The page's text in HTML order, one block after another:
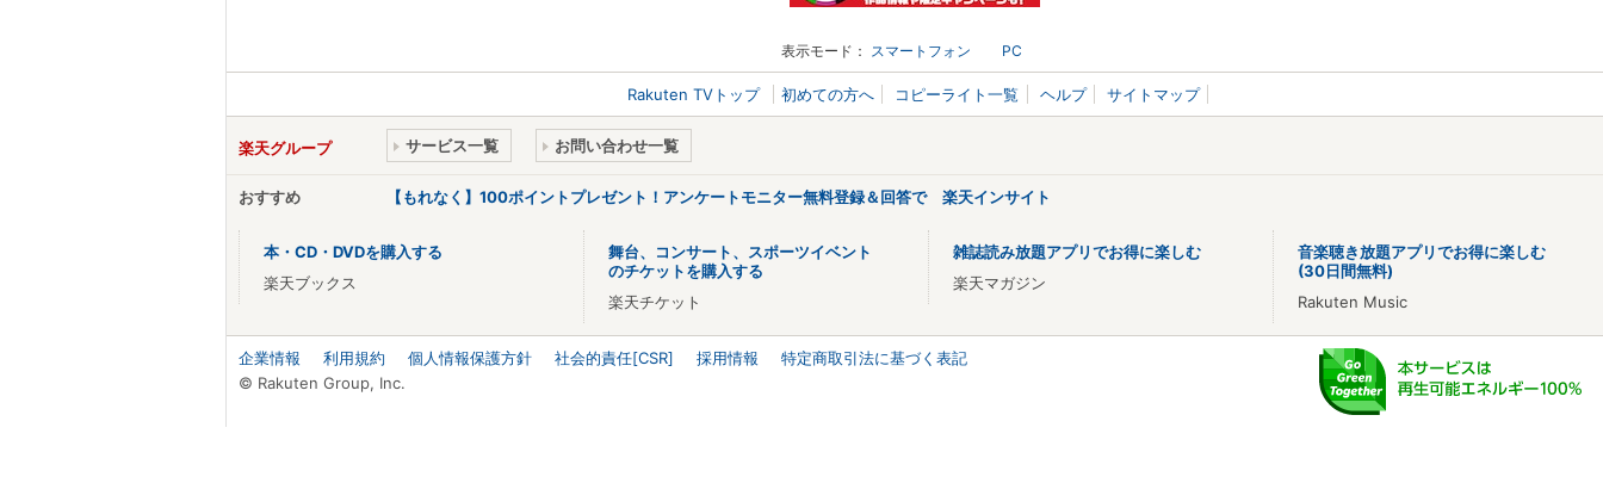
表示モード： スマートフォン PC
Rakuten TVトップ 初めての方へ コピーライト一覧 ヘルプ サイトマップ
楽天グループ サービス一覧 お問い合わせ一覧
おすすめ 【もれなく】100ポイントプレゼント！アンケートモニター無料登録＆回答で 楽天インサイト
本・CD・DVDを購入する
楽天ブックス
舞台、コンサート、スポーツイベント
のチケットを購入する
楽天チケット
雑誌読み放題アプリでお得に楽しむ
楽天マガジン
音楽聴き放題アプリでお得に楽しむ
(30日間無料)
Rakuten Music
企業情報 利用規約 個人情報保護方針 社会的責任[CSR] 採用情報
特定商取引法に基づく表記
© Rakuten Group, Inc.